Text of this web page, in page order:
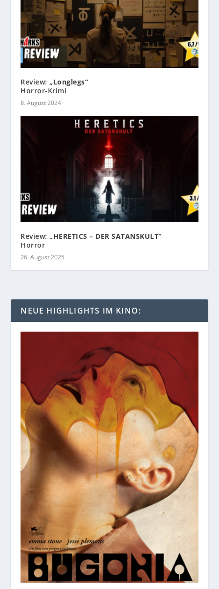
Review:„Longlegs“
Horror-Krimi
8. August 2024
Review:„HERETICS – DER SATANSKULT“
Horror
26. August 2025
NEUE HIGHLIGHTS IM KINO: